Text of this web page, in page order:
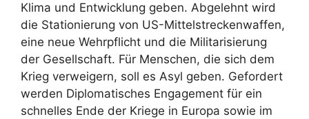
Klima und Entwicklung geben. Abgelehnt wird
die Stationierung von US-Mittelstreckenwaffen,
eine neue Wehrpflicht und die Militarisierung
der Gesellschaft. Für Menschen, die sich dem
Krieg verweigern, soll es Asyl geben. Gefordert
werden Diplomatisches Engagement für ein
schnelles Ende der Kriege in Europa sowie im